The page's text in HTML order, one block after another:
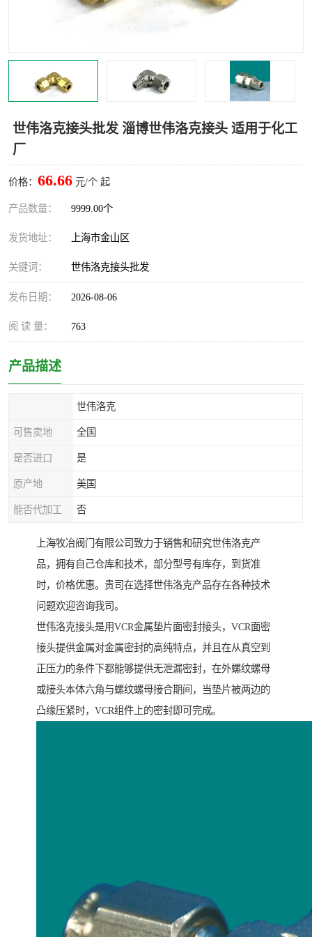
世伟洛克接头批发 淄博世伟洛克接头 适用于化工
厂
价格： 66.66 元/个 起
产品数量： 9999.00个
发货地址： 上海市金山区
关键词： 世伟洛克接头批发
发布日期： 2026-08-06
阅 读 量： 763
产品描述
世伟洛克
可售卖地 全国
是否进口 是
原产地 美国
能否代加工 否
上海牧冶阀门有限公司致力于销售和研究世伟洛克产
品，拥有自己仓库和技术，部分型号有库存，到货准
时，价格优惠。贵司在选择世伟洛克产品存在各种技术
问题欢迎咨询我司。
世伟洛克接头是用VCR金属垫片面密封接头，VCR面密
接头提供金属对金属密封的高纯特点，并且在从真空到
正压力的条件下都能够提供无泄漏密封，在外螺纹螺母
或接头本体六角与螺纹螺母接合期间，当垫片被两边的
凸缘压紧时，VCR组件上的密封即可完成。
世伟洛克卡套管 世伟洛克弯管器